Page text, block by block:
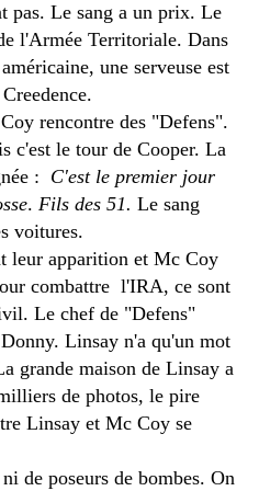
pas. Le sang a un prix. Le
l'Armée Territoriale. Dans
une serveuse est
rencontre des "Defens".
c'est le tour de Cooper. La
: C'est le premier jour
. Fils des 51. Le sang
voitures.
apparition et Mc Coy
combattre l'IRA, ce sont
Le chef de "Defens"
Linsay n'a qu'un mot
grande maison de Linsay a
de photos, le pire
Linsay et Mc Coy se
de poseurs de bombes. On